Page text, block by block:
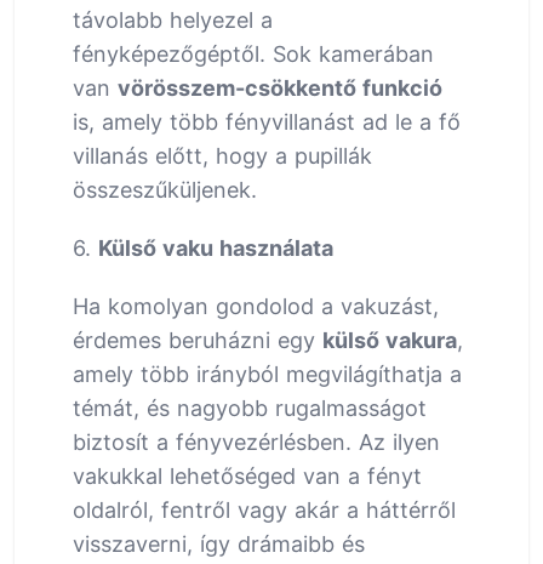
távolabb helyezel a
fényképezőgéptől. Sok kamerában
van vörösszem-csökkentő funkció
is, amely több fényvillanást ad le a fő
villanás előtt, hogy a pupillák
összeszűküljenek.
6. Külső vaku használata
Ha komolyan gondolod a vakuzást,
érdemes beruházni egy külső vakura,
amely több irányból megvilágíthatja a
témát, és nagyobb rugalmasságot
biztosít a fényvezérlésben. Az ilyen
vakukkal lehetőséged van a fényt
oldalról, fentről vagy akár a háttérről
visszaverni, így drámaibb és